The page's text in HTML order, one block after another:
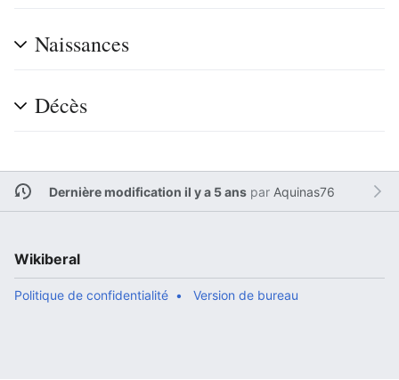
Naissances
Décès
Dernière modification il y a 5 anspar Aquinas76
Wikiberal
Politique de confidentialité Version de bureau